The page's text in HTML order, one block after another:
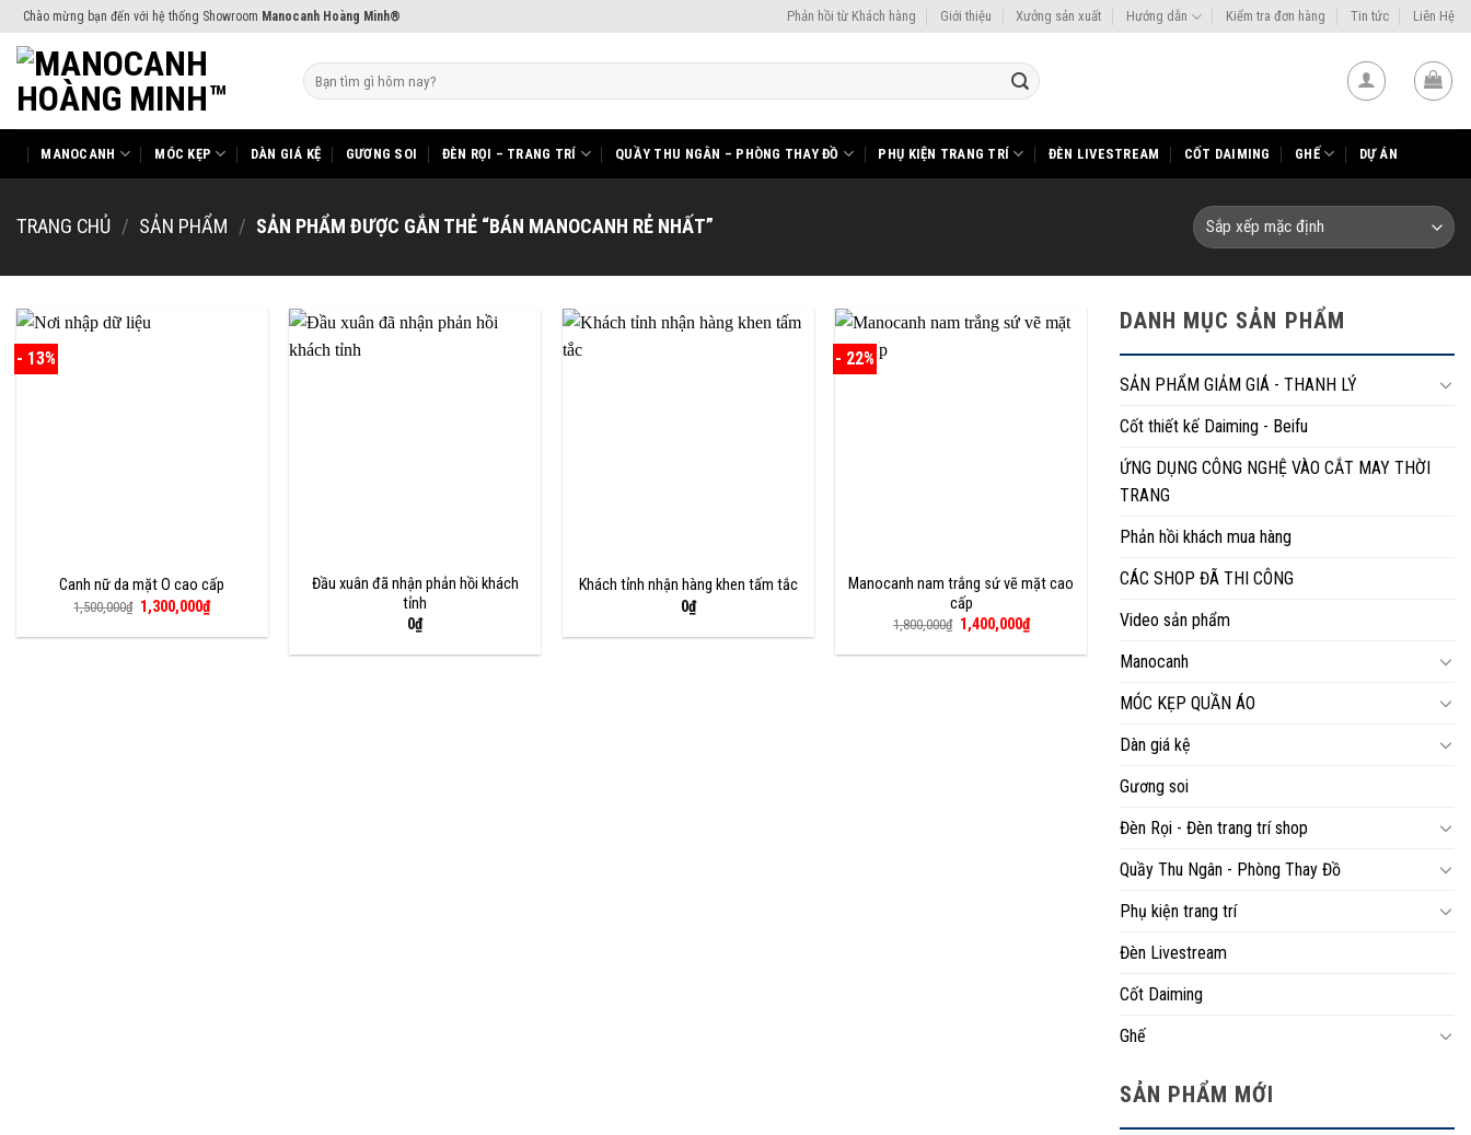
Skip
to
content
Chào mừng bạn đến với hệ thống Showroom Manocanh Hoàng Minh® Phản hồi từ Khách hàng Giới thiệu Xưởng sản xuất Hướng dẫn Kiểm tra đơn hàng Tin tức Liên Hệ
Tìm
kiếm:
MANOCANH MÓC KẸP DÀN GIÁ KỆ GƯƠNG SOI ĐÈN RỌI – TRANG TRÍ QUẦY THU NGÂN – PHÒNG THAY ĐỒ PHỤ KIỆN TRANG TRÍ ĐÈN LIVESTREAM CỐT DAIMING GHẾ DỰ ÁN
TRANG CHỦ / SẢN PHẨM / SẢN PHẨM ĐƯỢC GẮN THẺ “BÁN MANOCANH RẺ NHẤT”
- 13%
Canh nữ da mặt O cao cấp
1,500,000₫ Giá
gốc
là:
1,300,000₫Giá
hiện
tại
Đầu xuân đã nhận phản hồi khách
tỉnh
0₫
Khách tỉnh nhận hàng khen tấm tắc
0₫
- 22%
Manocanh nam trắng sứ vẽ mặt cao
cấp
1,800,000₫ Giá
gốc
là:
1,400,000₫Giá
hiện
tại
DANH MỤC SẢN PHẨM
SẢN PHẨM GIẢM GIÁ - THANH LÝ
Cốt thiết kế Daiming - Beifu
ỨNG DỤNG CÔNG NGHỆ VÀO CẮT MAY THỜI
TRANG
Phản hồi khách mua hàng
CÁC SHOP ĐÃ THI CÔNG
Video sản phẩm
Manocanh
MÓC KẸP QUẦN ÁO
Dàn giá kệ
Gương soi
Đèn Rọi - Đèn trang trí shop
Quầy Thu Ngân - Phòng Thay Đồ
Phụ kiện trang trí
Đèn Livestream
Cốt Daiming
Ghế
SẢN PHẨM MỚI